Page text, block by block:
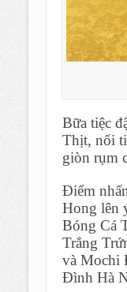
Bữa tiệc
Thịt, nối
giòn rụm
Điểm
Hong lên
Bóng Cá
Trắng
và Mochi
Đình Hà